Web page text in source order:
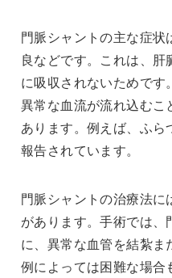
門脈シャントの主な症
良などです。これは、
に吸収されないためで
異常な血流が流れ込む
あります。例えば、ふ
報告されています。
門脈シャントの治療法
があります。手術では
に、異常な血管を結紮
例によっては困難な場